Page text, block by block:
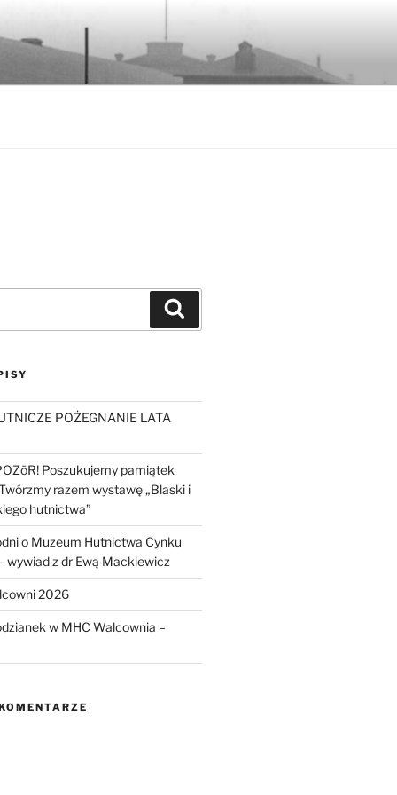
POŻEGNANIE LATA
Poszukujemy pamiątek
razem wystawę „Blaski i
hutnictwa”
o Muzeum Hutnictwa Cynku
wywiad z dr Ewą Mackiewicz
2026
w MHC Walcownia –